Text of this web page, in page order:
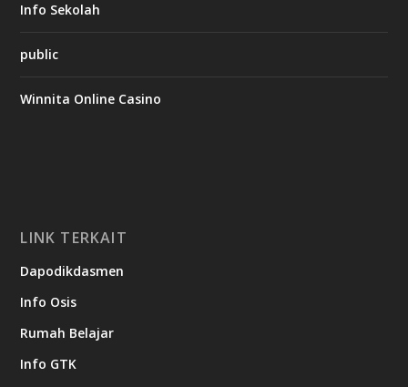
Info Sekolah
public
Winnita Online Casino
LINK TERKAIT
Dapodikdasmen
Info Osis
Rumah Belajar
Info GTK